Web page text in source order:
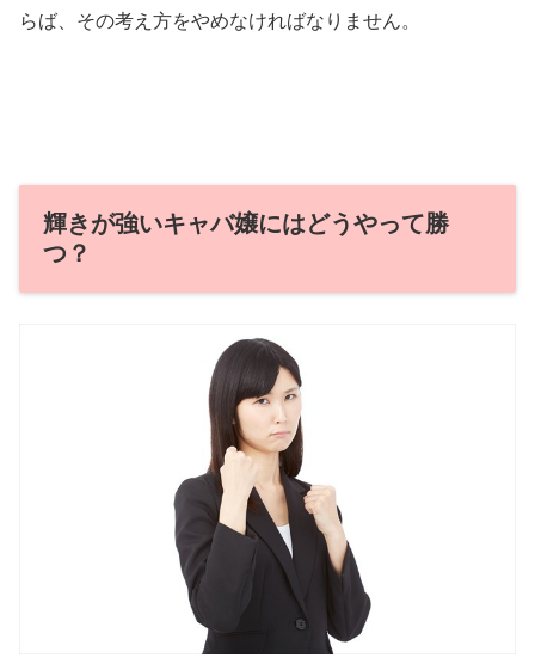
らば、その考え方をやめなければなりません。
輝きが強いキャバ嬢にはどうやって勝
つ？